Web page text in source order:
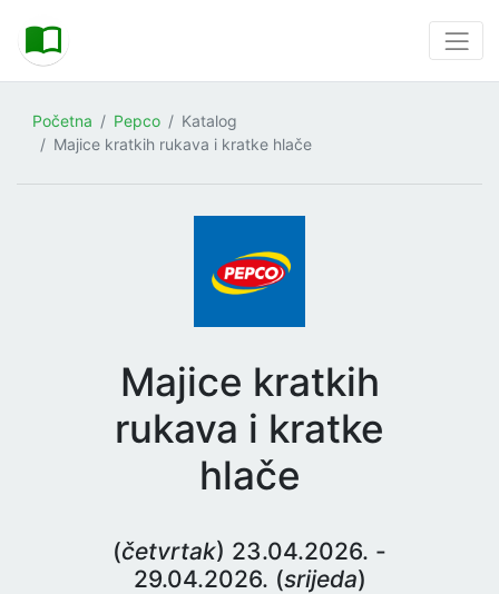
Početna Pepco
Katalog
Majice kratkih rukava i kratke hlače
Majice kratkih
rukava i kratke
hlače
(četvrtak) 23.04.2026. -
29.04.2026. (srijeda)